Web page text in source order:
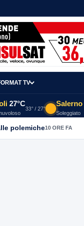
TV
27°C
33° / 27°
Salerno
Soleggiato
polemiche10 ORE FA